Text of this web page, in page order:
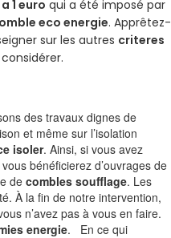
1 euro qui a été imposé par
eco energie. Apprêtez-
sur les autres criteres
des travaux dignes de
et même sur l’isolation
isoler. Ainsi, si vous avez
bénéficierez d’ouvrages de
decombles soufflage. Les
À la fin de notre intervention,
n’avez pas à vous en faire.
energie. En ce qui